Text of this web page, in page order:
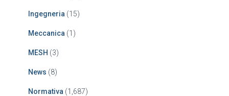
Ingegneria (15)
Meccanica (1)
MESH (3)
News (8)
Normativa (1,687)